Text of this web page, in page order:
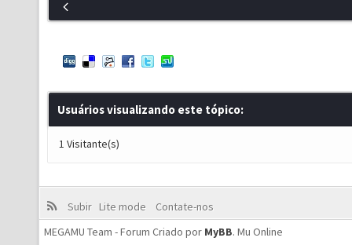
Usuários visualizando este tópico:
1 Visitante(s)
Subir Lite mode
Contate-nos
MEGAMU Team - Forum Criado por MyBB. Mu Online